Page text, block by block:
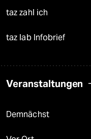
taz zahl ich
taz lab Infobrief
Veranstaltungen
Demnächst